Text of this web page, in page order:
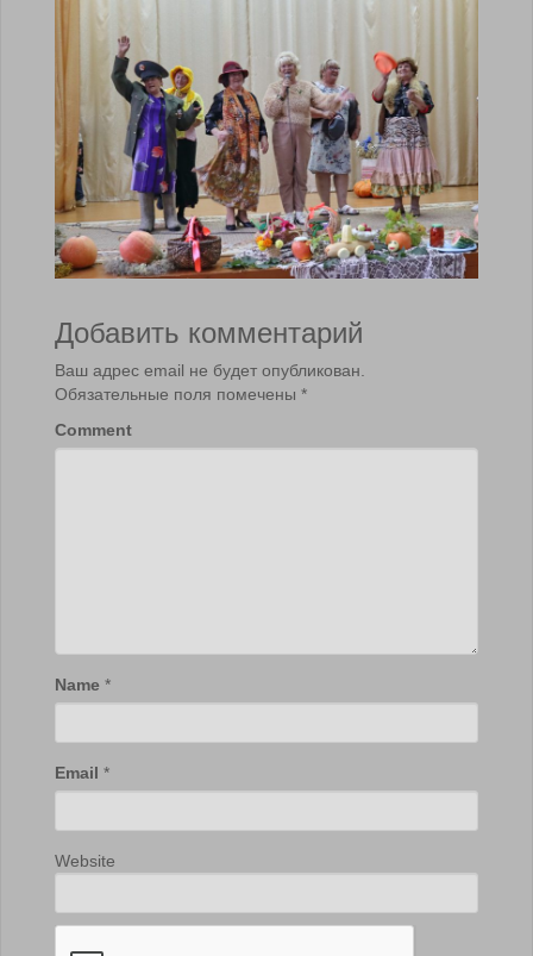
Добавить комментарий
Ваш адрес email не будет опубликован.
Обязательные поля помечены *
Comment
Name *
Email *
Website